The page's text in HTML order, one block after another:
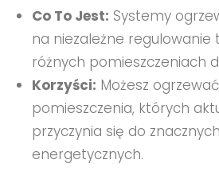
Co To Jest: Systemy
na niezależne
różnych pomieszczeniach
Korzyści: Możesz
pomieszczenia, których
przyczynia się do
energetycznych.